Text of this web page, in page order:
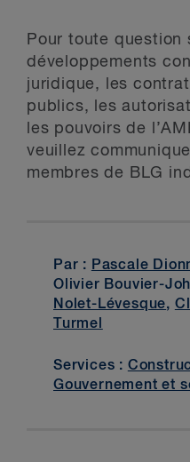
Pour toute question
développements
juridique, les
publics, les
les pouvoirs de
veuillez
membres de BLG
Par : Pascale
Olivier Bouvier-
Nolet-Lévesque,
Turmel
Services :
Gouvernement et